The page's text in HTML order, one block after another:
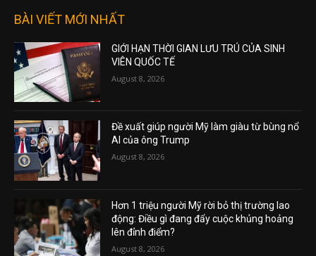
BÀI VIẾT MỚI NHẤT
GIỚI HẠN THỜI GIAN LƯU TRÚ CỦA SINH
VIÊN QUỐC TẾ
August 8, 2026
Đề xuất giúp người Mỹ làm giàu từ bùng nổ
AI của ông Trump
August 8, 2026
Hơn 1 triệu người Mỹ rời bỏ thị trường lao
động: Điều gì đang đẩy cuộc khủng hoảng
lên đỉnh điểm?
August 8, 2026